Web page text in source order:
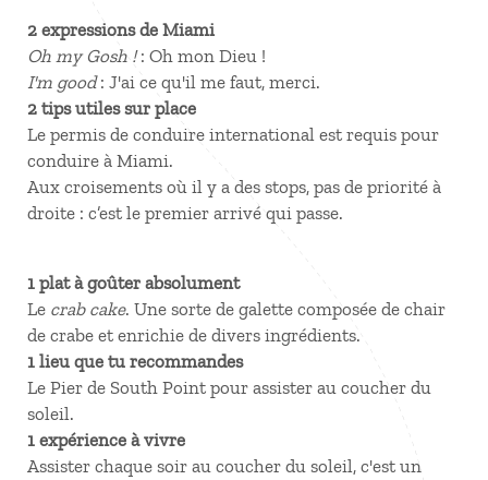
2 expressions de Miami
Oh my Gosh !: Oh mon Dieu !
I'm good: J'ai ce qu'il me faut, merci.
2 tips utiles sur place
Le permis de conduire international est requis pour
conduire à Miami.
Aux croisements où il y a des stops, pas de priorité à
droite : c’est le premier arrivé qui passe.
1 plat à goûter absolument
Le crab cake. Une sorte de galette composée de chair
de crabe et enrichie de divers ingrédients.
1 lieu que tu recommandes
Le Pier de South Point pour assister au coucher du
soleil.
1 expérience à vivre
Assister chaque soir au coucher du soleil, c'est un